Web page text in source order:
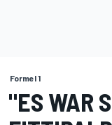
Formel 1
"ES WAR